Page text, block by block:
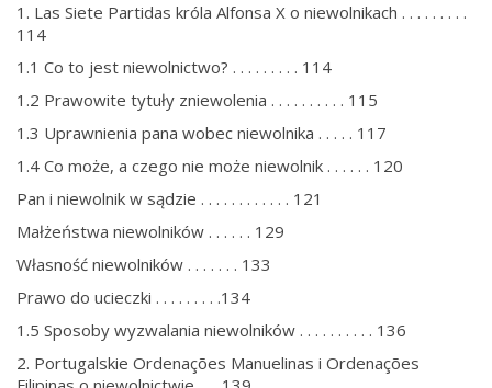
1. Las Siete Partidas króla Alfonsa X o niewolnikach . . . . . . . . .
114
1.1 Co to jest niewolnictwo? . . . . . . . . . 114
1.2 Prawowite tytuły zniewolenia . . . . . . . . . . 115
1.3 Uprawnienia pana wobec niewolnika . . . . . 117
1.4 Co może, a czego nie może niewolnik . . . . . . 120
Pan i niewolnik w sądzie . . . . . . . . . . . . 121
Małżeństwa niewolników . . . . . . 129
Własność niewolników . . . . . . . 133
Prawo do ucieczki . . . . . . . . .134
1.5 Sposoby wyzwalania niewolników . . . . . . . . . . 136
2. Portugalskie Ordenações Manuelinas i Ordenações